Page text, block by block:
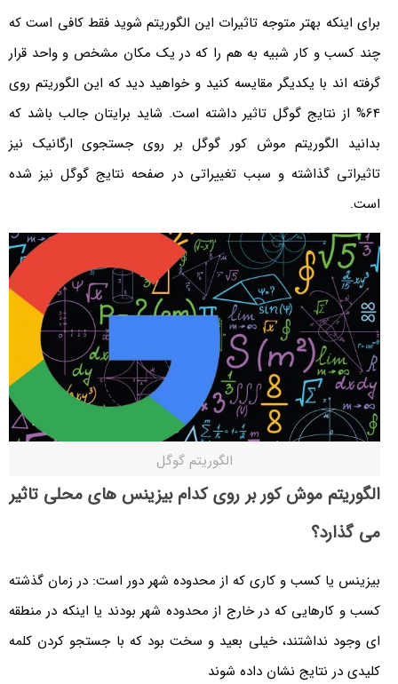
برای اینکه بهتر متوجه تاثیرات این الگوریتم شوید فقط کافی است که
چند کسب و کار شبیه به هم را که در یک مکان مشخص و واحد قرار
گرفته اند با یکدیگر مقایسه کنید و خواهید دید که این الگوریتم روی
64% از نتایج گوگل تاثیر داشته است. شاید برایتان جالب باشد که
بدانید الگوریتم موش کور گوگل بر روی جستجوی ارگانیک نیز
تاثیراتی گذاشته و سبب تغییراتی در صفحه نتایج گوگل نیز شده
است.
الگوریتم گوگل
الگوریتم موش کور بر روی کدام بیزینس های محلی تاثیر
می گذارد؟
بیزینس یا کسب و کاری که از محدوده شهر دور است: در زمان گذشته
کسب و کارهایی که در خارج از محدوده شهر بودند یا اینکه در منطقه
ای وجود نداشتند، خیلی بعید و سخت بود که با جستجو کردن کلمه
کلیدی در نتایج نشان داده شوند